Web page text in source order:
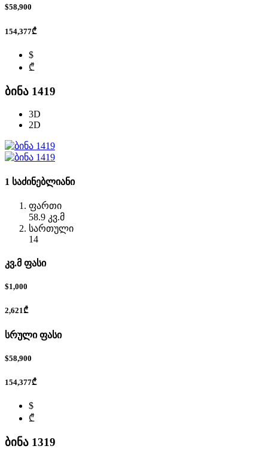
$58,900
154,377₾
$
₾
ბინა 1419
3D
2D
1 საძინებლიანი
ფართი
58.9 კვ.მ
სართული
14
კვ.მ ფასი
$1,000
2,621₾
სრული ფასი
$58,900
154,377₾
$
₾
ბინა 1319